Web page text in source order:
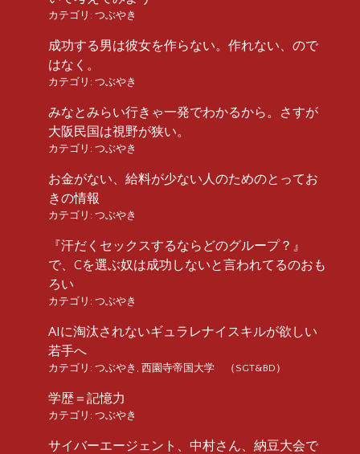
カテゴリ: つぶやき
成功する男は彼女を作らない。作れない、ので
はなく。
カテゴリ: つぶやき
みなとみらい行きゃ一発でわかるから。さすが
大阪民国は視野が狭い。
カテゴリ: つぶやき
お金がない、給料が少ない人のためのとってお
きの情報
カテゴリ: つぶやき
『汗だくセックスするならどのグループ？』
で、Cを選ぶ奴は成功しないと言われてるのおも
ろい
カテゴリ: つぶやき
AIに淘汰されないギュラレナイスキルが欲しい
若手へ
カテゴリ: つぶやき 西園寺帝国大学 （SGT&BD）
学歴＝記憶力
カテゴリ: つぶやき
サイバーエージェント、中村さん、納豆大会で